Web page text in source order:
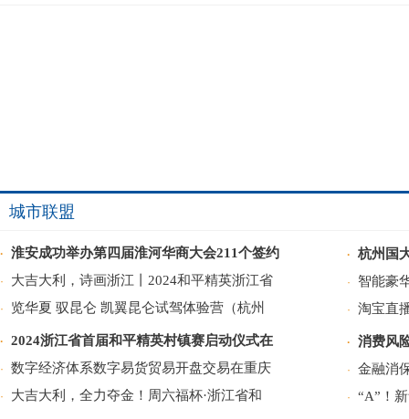
城市联盟
· 淮安成功举办第四届淮河华商大会211个签约
· 大吉大利，诗画浙江丨2024和平精英浙江省
· 览华夏 驭昆仑 凯翼昆仑试驾体验营（杭州
· 2024浙江省首届和平精英村镇赛启动仪式在
· 数字经济体系数字易货贸易开盘交易在重庆
· 大吉大利，全力夺金！周六福杯·浙江省和
· 杭州国
· 智能豪
· 淘宝直
· 消费风
· 金融消
· “A”！